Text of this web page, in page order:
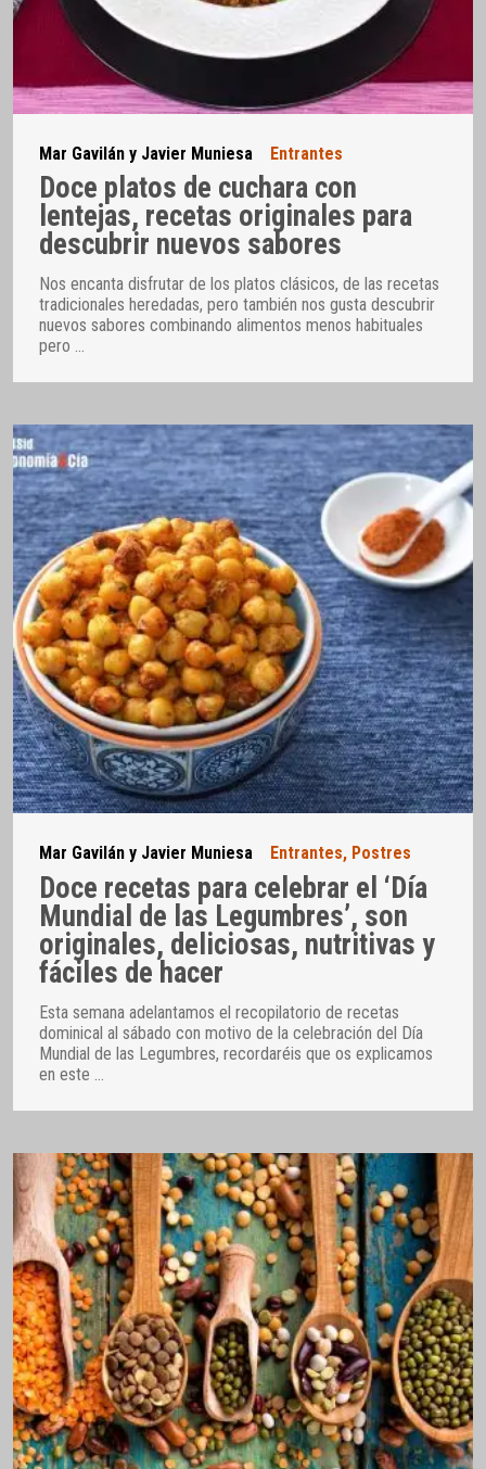
Mar Gavilán y Javier Muniesa Entrantes
Doce platos de cuchara con
lentejas, recetas originales para
descubrir nuevos sabores
Nos encanta disfrutar de los platos clásicos, de las recetas
tradicionales heredadas, pero también nos gusta descubrir
nuevos sabores combinando alimentos menos habituales
pero …
Mar Gavilán y Javier Muniesa Entrantes, Postres
Doce recetas para celebrar el ‘Día
Mundial de las Legumbres’, son
originales, deliciosas, nutritivas y
fáciles de hacer
Esta semana adelantamos el recopilatorio de recetas
dominical al sábado con motivo de la celebración del Día
Mundial de las Legumbres, recordaréis que os explicamos
en este …